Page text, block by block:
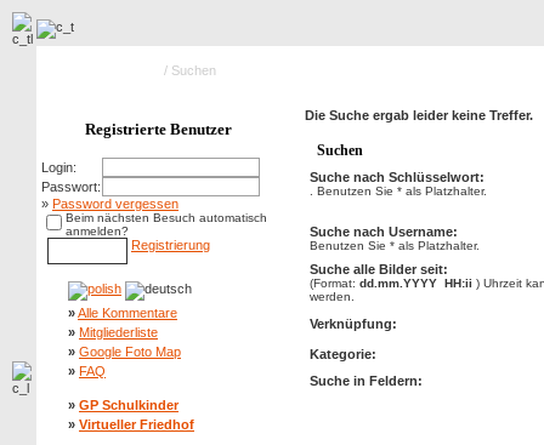
/ Suchen
Registrierte Benutzer
Login:
Passwort:
» Password vergessen
Beim nächsten Besuch automatisch
anmelden?
Registrierung
»Alle Kommentare
» Mitgliederliste
» Google Foto Map
» FAQ
» GP Schulkinder
» Virtueller Friedhof
Die Suche ergab leider keine Treffer.
Suchen
Suche nach Schlüsselwort:
. Benutzen Sie * als Platzhalter.
Suche nach Username:
Benutzen Sie * als Platzhalter.
Suche alle Bilder seit:
(Format: dd.mm.YYYY HH:ii ) Uhrzeit
werden.
Verknüpfung:
Kategorie:
Suche in Feldern: